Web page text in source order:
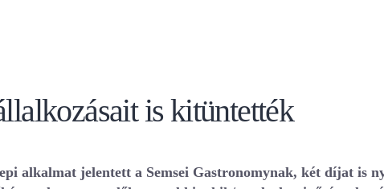
is kitüntették
alkalmat jelentett a Semsei Gastronomynak, két díjat is